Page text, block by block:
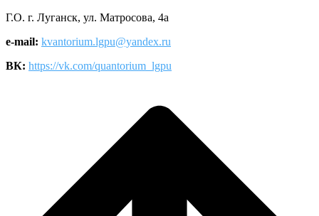
Г.О. г. Луганск, ул. Матросова, 4а
e-mail: kvantorium.lgpu@yandex.ru
ВК: https://vk.com/quantorium_lgpu